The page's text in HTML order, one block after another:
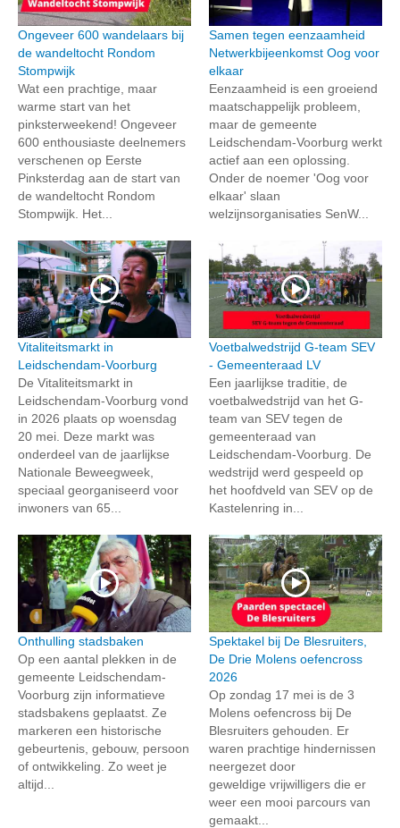
Ongeveer 600 wandelaars bij
de wandeltocht Rondom
Stompwijk
Wat een prachtige, maar
warme start van het
pinksterweekend! Ongeveer
600 enthousiaste deelnemers
verschenen op Eerste
Pinksterdag aan de start van
de wandeltocht Rondom
Stompwijk. Het...
Samen tegen eenzaamheid
Netwerkbijeenkomst Oog voor
elkaar
Eenzaamheid is een groeiend
maatschappelijk probleem,
maar de gemeente
Leidschendam-Voorburg werkt
actief aan een oplossing.
Onder de noemer 'Oog voor
elkaar' slaan
welzijnsorganisaties SenW...
Vitaliteitsmarkt in
Leidschendam-Voorburg
De Vitaliteitsmarkt in
Leidschendam-Voorburg vond
in 2026 plaats op woensdag
20 mei. Deze markt was
onderdeel van de jaarlijkse
Nationale Beweegweek,
speciaal georganiseerd voor
inwoners van 65...
Voetbalwedstrijd G-team SEV
- Gemeenteraad LV
Een jaarlijkse traditie, de
voetbalwedstrijd van het G-
team van SEV tegen de
gemeenteraad van
Leidschendam-Voorburg. De
wedstrijd werd gespeeld op
het hoofdveld van SEV op de
Kastelenring in...
Onthulling stadsbaken
Op een aantal plekken in de
gemeente Leidschendam-
Voorburg zijn informatieve
stadsbakens geplaatst. Ze
markeren een historische
gebeurtenis, gebouw, persoon
of ontwikkeling. Zo weet je
altijd...
Spektakel bij De Blesruiters,
De Drie Molens oefencross
2026
Op zondag 17 mei is de 3
Molens oefencross bij De
Blesruiters gehouden. Er
waren prachtige hindernissen
neergezet door
geweldige vrijwilligers die er
weer een mooi parcours van
gemaakt...